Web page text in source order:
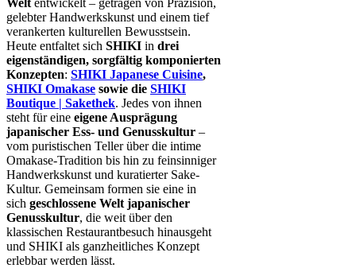
gelebter Handwerkskunst und einem tief
verankerten kulturellen Bewusstsein.
Heute entfaltet sich SHIKI in drei
eigenständigen, sorgfältig komponierten
Konzepten: SHIKI Japanese Cuisine,
SHIKI Omakase sowie die SHIKI
Boutique | Sakethek. Jedes von ihnen
steht für eine eigene Ausprägung
japanischer Ess- und Genusskultur –
vom puristischen Teller über die intime
Omakase-Tradition bis hin zu feinsinniger
Handwerkskunst und kuratierter Sake-
Kultur. Gemeinsam formen sie eine in
sich geschlossene Welt japanischer
Genusskultur, die weit über den
klassischen Restaurantbesuch hinausgeht
und SHIKI als ganzheitliches Konzept
erlebbar werden lässt.